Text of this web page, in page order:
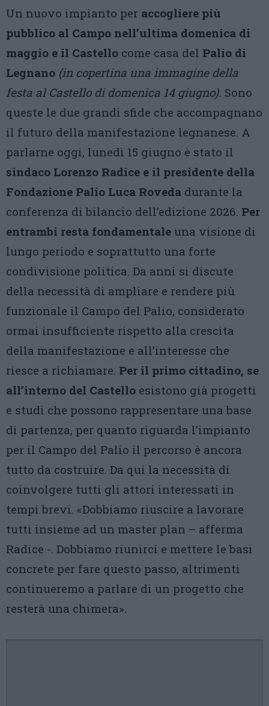
Un nuovo impianto per accogliere più
pubblico al Campo nell’ultima domenica di
maggio e il Castello come casa del Palio di
Legnano (in copertina una immagine della
festa al Castello di domenica 14 giugno). Sono
queste le due grandi sfide che accompagnano
il futuro della manifestazione legnanese. A
parlarne oggi, lunedì 15 giugno è stato il
sindaco Lorenzo Radice e il presidente della
Fondazione Palio Luca Roveda durante la
conferenza di bilancio dell’edizione 2026. Per
entrambi resta fondamentale una visione di
lungo periodo e soprattutto una forte
condivisione politica. Da anni si discute
della necessità di ampliare e rendere più
funzionale il Campo del Palio, considerato
ormai insufficiente rispetto alla crescita
della manifestazione e all’interesse che
riesce a richiamare. Per il primo cittadino, se
all’interno del Castello esistono già progetti
e studi che possono rappresentare una base
di partenza, per quanto riguarda l’impianto
per il Campo del Palio il percorso è ancora
tutto da costruire. Da qui la necessità di
coinvolgere tutti gli attori interessati in
tempi brevi. «Dobbiamo riuscire a lavorare
tutti insieme ad un master plan – afferma
Radice -. Dobbiamo riunirci e mettere le basi
concrete per fare questo passo, altrimenti
continueremo a parlare di un progetto che
resterà una chimera».